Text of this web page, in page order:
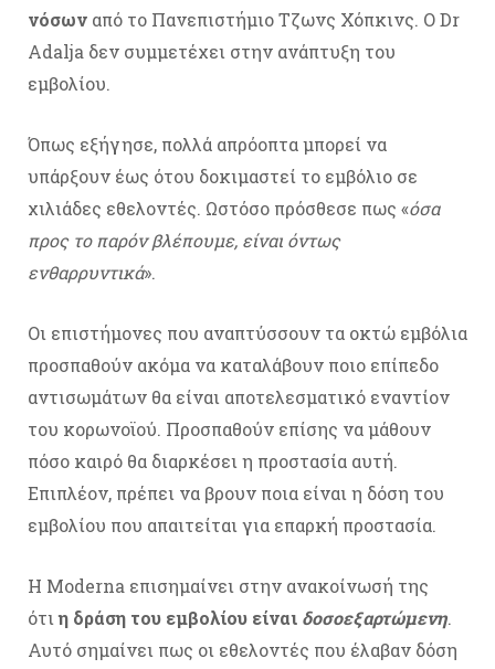
νόσων από το Πανεπιστήμιο Τζωνς Χόπκινς. Ο Dr
Adalja δεν συμμετέχει στην ανάπτυξη του
εμβολίου.
Όπως εξήγησε, πολλά απρόοπτα μπορεί να
υπάρξουν έως ότου δοκιμαστεί το εμβόλιο σε
χιλιάδες εθελοντές. Ωστόσο πρόσθεσε πως «όσα
προς το παρόν βλέπουμε, είναι όντως
ενθαρρυντικά».
Οι επιστήμονες που αναπτύσσουν τα οκτώ εμβόλια
προσπαθούν ακόμα να καταλάβουν ποιο επίπεδο
αντισωμάτων θα είναι αποτελεσματικό εναντίον
του κορωνοϊού. Προσπαθούν επίσης να μάθουν
πόσο καιρό θα διαρκέσει η προστασία αυτή.
Επιπλέον, πρέπει να βρουν ποια είναι η δόση του
εμβολίου που απαιτείται για επαρκή προστασία.
Η Moderna επισημαίνει στην ανακοίνωσή της
ότιη δράση του εμβολίου είναι δοσοεξαρτώμενη.
Αυτό σημαίνει πως οι εθελοντές που έλαβαν δόση